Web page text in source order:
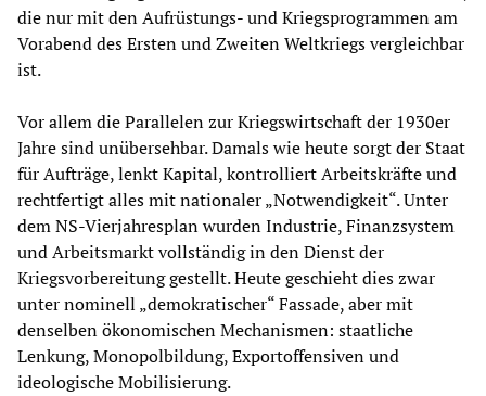
die nur mit den Aufrüstungs- und Kriegsprogrammen am
Vorabend des Ersten und Zweiten Weltkriegs vergleichbar
ist.
Vor allem die Parallelen zur Kriegswirtschaft der 1930er
Jahre sind unübersehbar. Damals wie heute sorgt der Staat
für Aufträge, lenkt Kapital, kontrolliert Arbeitskräfte und
rechtfertigt alles mit nationaler „Notwendigkeit“. Unter
dem NS-Vierjahresplan wurden Industrie, Finanzsystem
und Arbeitsmarkt vollständig in den Dienst der
Kriegsvorbereitung gestellt. Heute geschieht dies zwar
unter nominell „demokratischer“ Fassade, aber mit
denselben ökonomischen Mechanismen: staatliche
Lenkung, Monopolbildung, Exportoffensiven und
ideologische Mobilisierung.